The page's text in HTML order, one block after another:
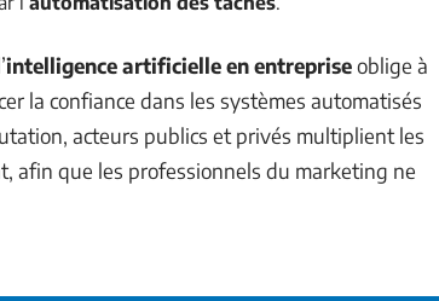
intelligence artificielle en entrepriseoblige à
la confiance dans les systèmes automatisés
acteurs publics et privés multiplient les
afin que les professionnels du marketing ne